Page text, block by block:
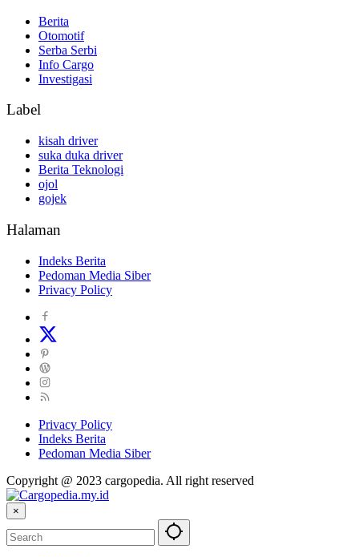
Berita
Otomotif
Serba Serbi
Info Cargo
Investigasi
Label
kisah driver
suka duka driver
Berita Teknologi
ojol
gojek
Halaman
Indeks Berita
Pedoman Media Siber
Privacy Policy
Privacy Policy
Indeks Berita
Pedoman Media Siber
Copyright @ 2023 cargopedia. All right reserved
×